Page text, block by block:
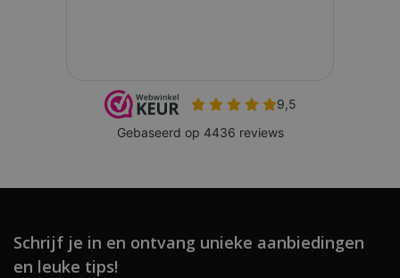
Schrijf je in en ontvang unieke aanbiedingen
en leuke tips!